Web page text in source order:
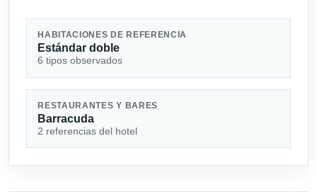
HABITACIONES DE REFERENCIA
Estándar doble
6 tipos observados
RESTAURANTES Y BARES
Barracuda
2 referencias del hotel